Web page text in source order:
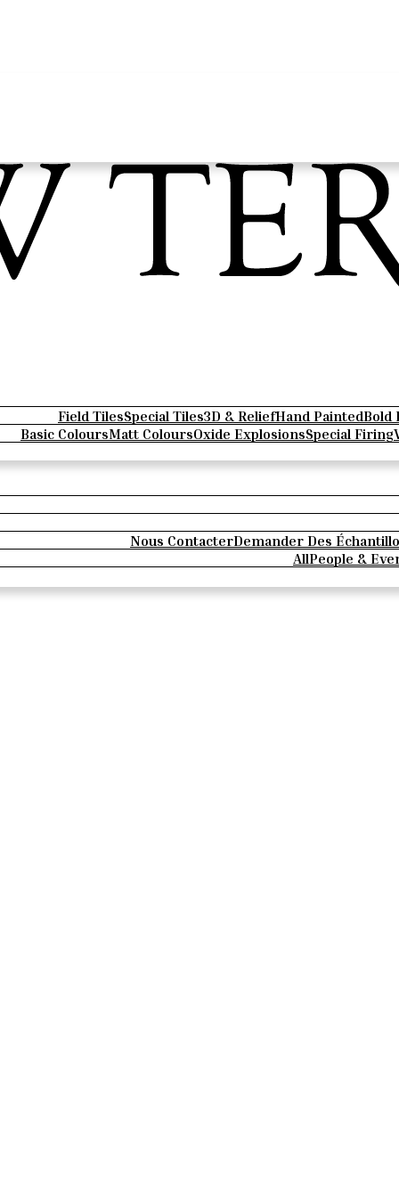
Field TilesSpecial Tiles3D & ReliefHand PaintedBold
Basic ColoursMatt ColoursOxide ExplosionsSpecial Firing
Nous ContacterDemander Des
AllPeople &